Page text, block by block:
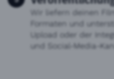
Wir liefern deinen
Formaten und
Upload oder der
und Social-Media-